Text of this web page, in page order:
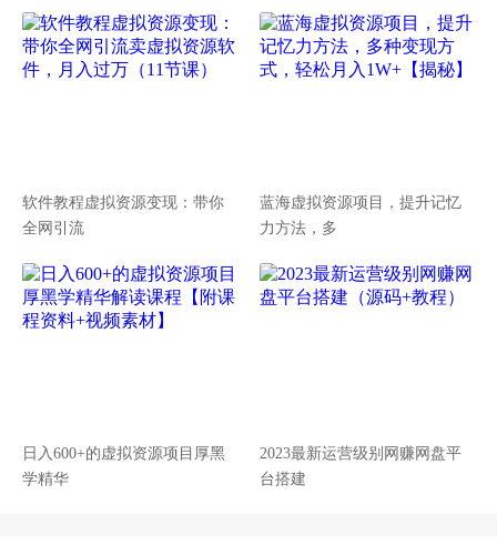
软件教程虚拟资源变现：带你
全网引流
蓝海虚拟资源项目，提升记忆
力方法，多
日入600+的虚拟资源项目厚黑
学精华
2023最新运营级别网赚网盘平
台搭建